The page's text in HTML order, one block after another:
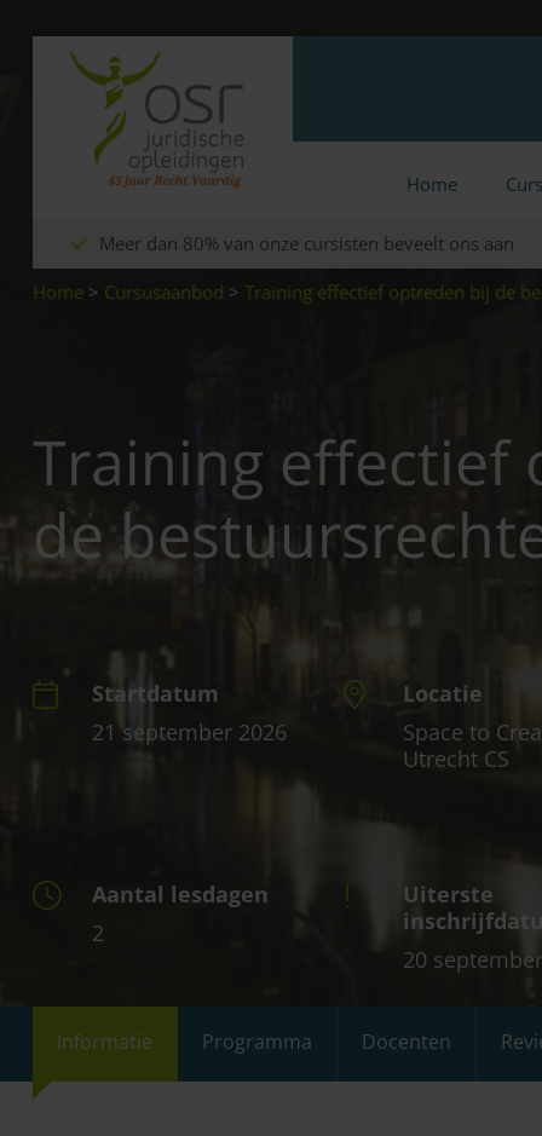
Home
Meer dan 80% van onze cursisten beveelt ons aan
Home > Cursusaanbod > Training effectief optreden bij de
Training effectief
de
Startdatum
21 september 2026
Locatie
Space to
Utrecht CS
Aantal lesdagen
2
Uiterste
20
Informatie Programma Docenten